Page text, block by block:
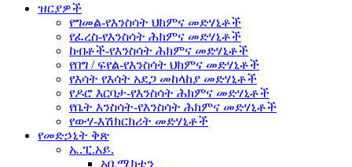
ዝርያዎች
የግመል-የእንስሳት ህክምና መድሃኒቶች
የፈረስ-የእንስሳት ሕክምና መድሃኒቶች
ከብቶች-የእንስሳት ሕክምና መድሃኒቶች
የበግ / ፍየል-የእንስሳት ህክምና መድሃኒቶች
የእሳት የእሳት አደጋ መከላከያ መድሃኒቶች
የዶሮ እርባታ-የእንስሳት ሕክምና መድሃኒቶች
የቤት እንስሳት-የእንስሳት ሕክምና መድሃኒቶች
የውሃ-እሽክርክሪት መድሃኒቶች
የመድኃኒት ቅጽ
ኤ.ፒ.አይ.
አቢሚክቲን